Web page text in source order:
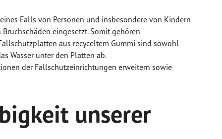
Falls von Personen und insbesondere von Kindern
eingesetzt. Somit gehören
aus recyceltem Gummi sind sowohl
Wasser unter den Platten ab.
der Fallschutzeinrichtungen erweitern sowie
unserer